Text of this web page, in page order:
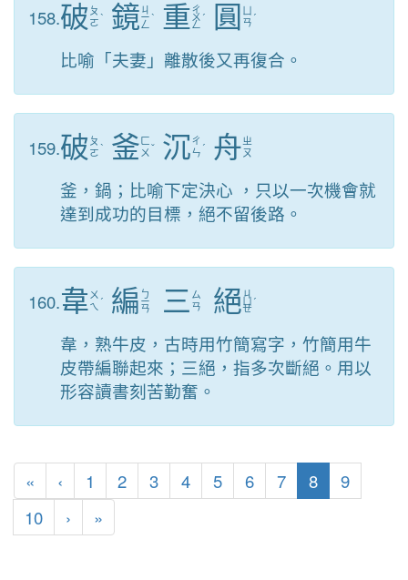
158.破 ㄆ
ㄛˋ 鏡 ㄐ
ㄧ
ㄥ
ˋ 重ㄔ
ㄨ
ㄥ
ˊ 圓 ㄢ ˊ
比喻「夫妻」離散後又再復合。
159.破 ㄆ
ㄛˋ 釜 ㄈ
ㄨ ˇ 沉ㄔ
ㄣ ˊ 舟ㄓ
ㄡ
釜，鍋；比喻下定決心 ，只以一次機會就
達到成功的目標，絕不留後路。
160.韋 ㄨ
ㄟ ˊ 編 ㄅ
ㄧ
ㄢ 三 ㄙ
ㄢ
絕 ㄐ
ㄩ
ㄝ
ˊ
韋，熟牛皮，古時用竹簡寫字，竹簡用牛
皮帶編聯起來；三絕，指多次斷絕。用以
形容讀書刻苦勤奮。
« 第一頁
‹ 上一頁
1 2 3 4 5 6 7 8(目前頁次)
9
10
› 下一頁
»